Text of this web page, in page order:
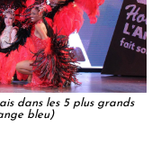
dans les 5 plus grands
bleu)